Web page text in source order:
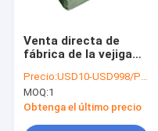
Venta directa de
fábrica de la vejiga
de agua flexible
depósito de la vejiga
de agua cuadrada
Precio:USD10-USD998/PCS
MOQ:1
Obtenga el último precio